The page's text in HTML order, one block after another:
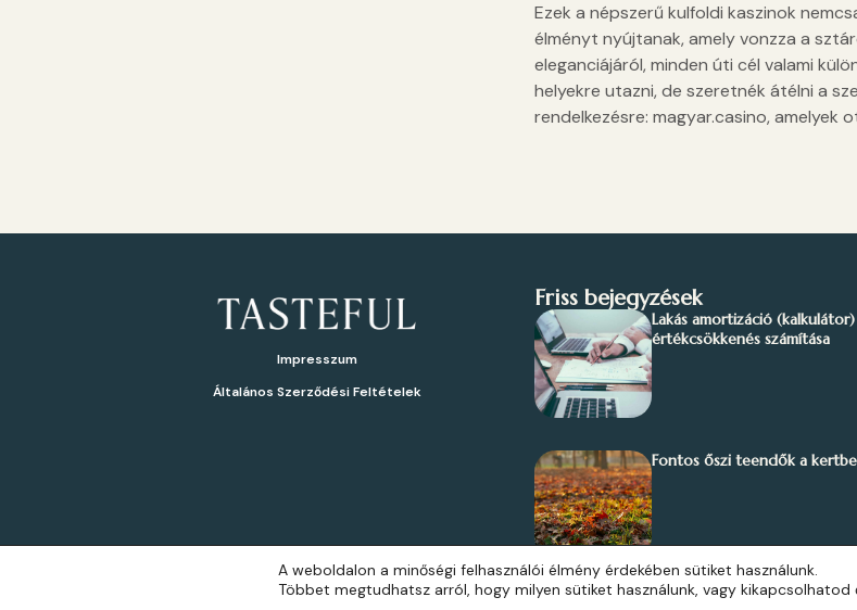
Ezek a népszerű kulfoldi kaszinok
élményt nyújtanak, amely vonzza a
eleganciájáról, minden úti cél valami
helyekre utazni, de szeretnék átélni a
rendelkezésre: magyar.casino, amelyek
Impresszum
Általános Szerződési Feltételek
Friss bejegyzések
Lakás amortizáció
értékcsökkenés számítása
Fontos őszi teendők a
A weboldalon a minőségi felhasználói élmény érdekében sütiket használunk.
Többet megtudhatsz arról, hogy milyen sütiket használunk, vagy kikapcsolhatod